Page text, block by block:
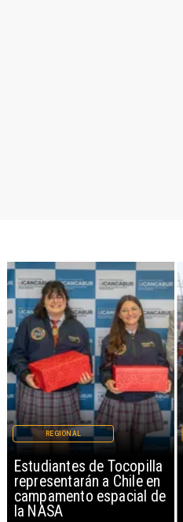
Estudiantes de Tocopilla
representarán a Chile en
campamento espacial de
la NASA
REGIONAL